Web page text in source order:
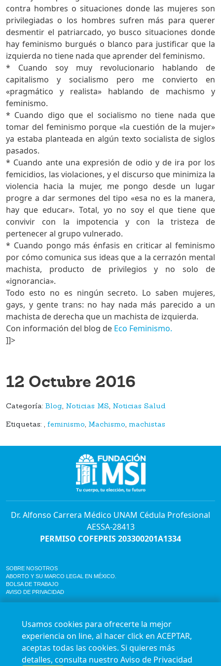
contra hombres o situaciones donde las mujeres son
privilegiadas o los hombres sufren más para querer
desmentir el patriarcado, yo busco situaciones donde
hay feminismo burgués o blanco para justificar que la
izquierda no tiene nada que aprender del feminismo.
* Cuando soy muy revolucionario hablando de
capitalismo y socialismo pero me convierto en
«pragmático y realista» hablando de machismo y
feminismo.
* Cuando digo que el socialismo no tiene nada que
tomar del feminismo porque «la cuestión de la mujer»
ya estaba planteada en algún texto socialista de siglos
pasados.
* Cuando ante una expresión de odio y de ira por los
femicidios, las violaciones, y el discurso que minimiza la
violencia hacia la mujer, me pongo desde un lugar
progre a dar sermones del tipo «esa no es la manera,
hay que educar». Total, yo no soy el que tiene que
convivir con la impotencia y con la tristeza de
pertenecer al grupo vulnerado.
* Cuando pongo más énfasis en criticar al feminismo
por cómo comunica sus ideas que a la cerrazón mental
machista, producto de privilegios y no solo de
«ignorancia».
Todo esto no es ningún secreto. Lo saben mujeres,
gays, y gente trans: no hay nada más parecido a un
machista de derecha que un machista de izquierda.
Con información del blog de Eco Feminismo.
]]>
12 Octubre 2016
Categoría: Blog, Noticias MS, Noticias Salud
Etiquetas: , feminismo, Machismo, machistas
Dr. Alfonso Carrera Médico UNAM Cédula Profesional
AESSA-28413
PERMISO COFEPRIS 203300201A1334
SOBRE NOSOTROS
ABORTO Y SU MARCO LEGAL EN MÉXICO.
BOLSA DE TRABAJO
AVISO DE PRIVACIDAD
Agenda en línea24/7 aquí
Impact report
Síguenos en nuestras redes
Usamos cookies para ofrecerte la mejor
experiencia on line, al hacer click en ACEPTAR,
aceptas todas las cookies. Si quieres más
detalles, consulta nuestro Aviso de Privacidad